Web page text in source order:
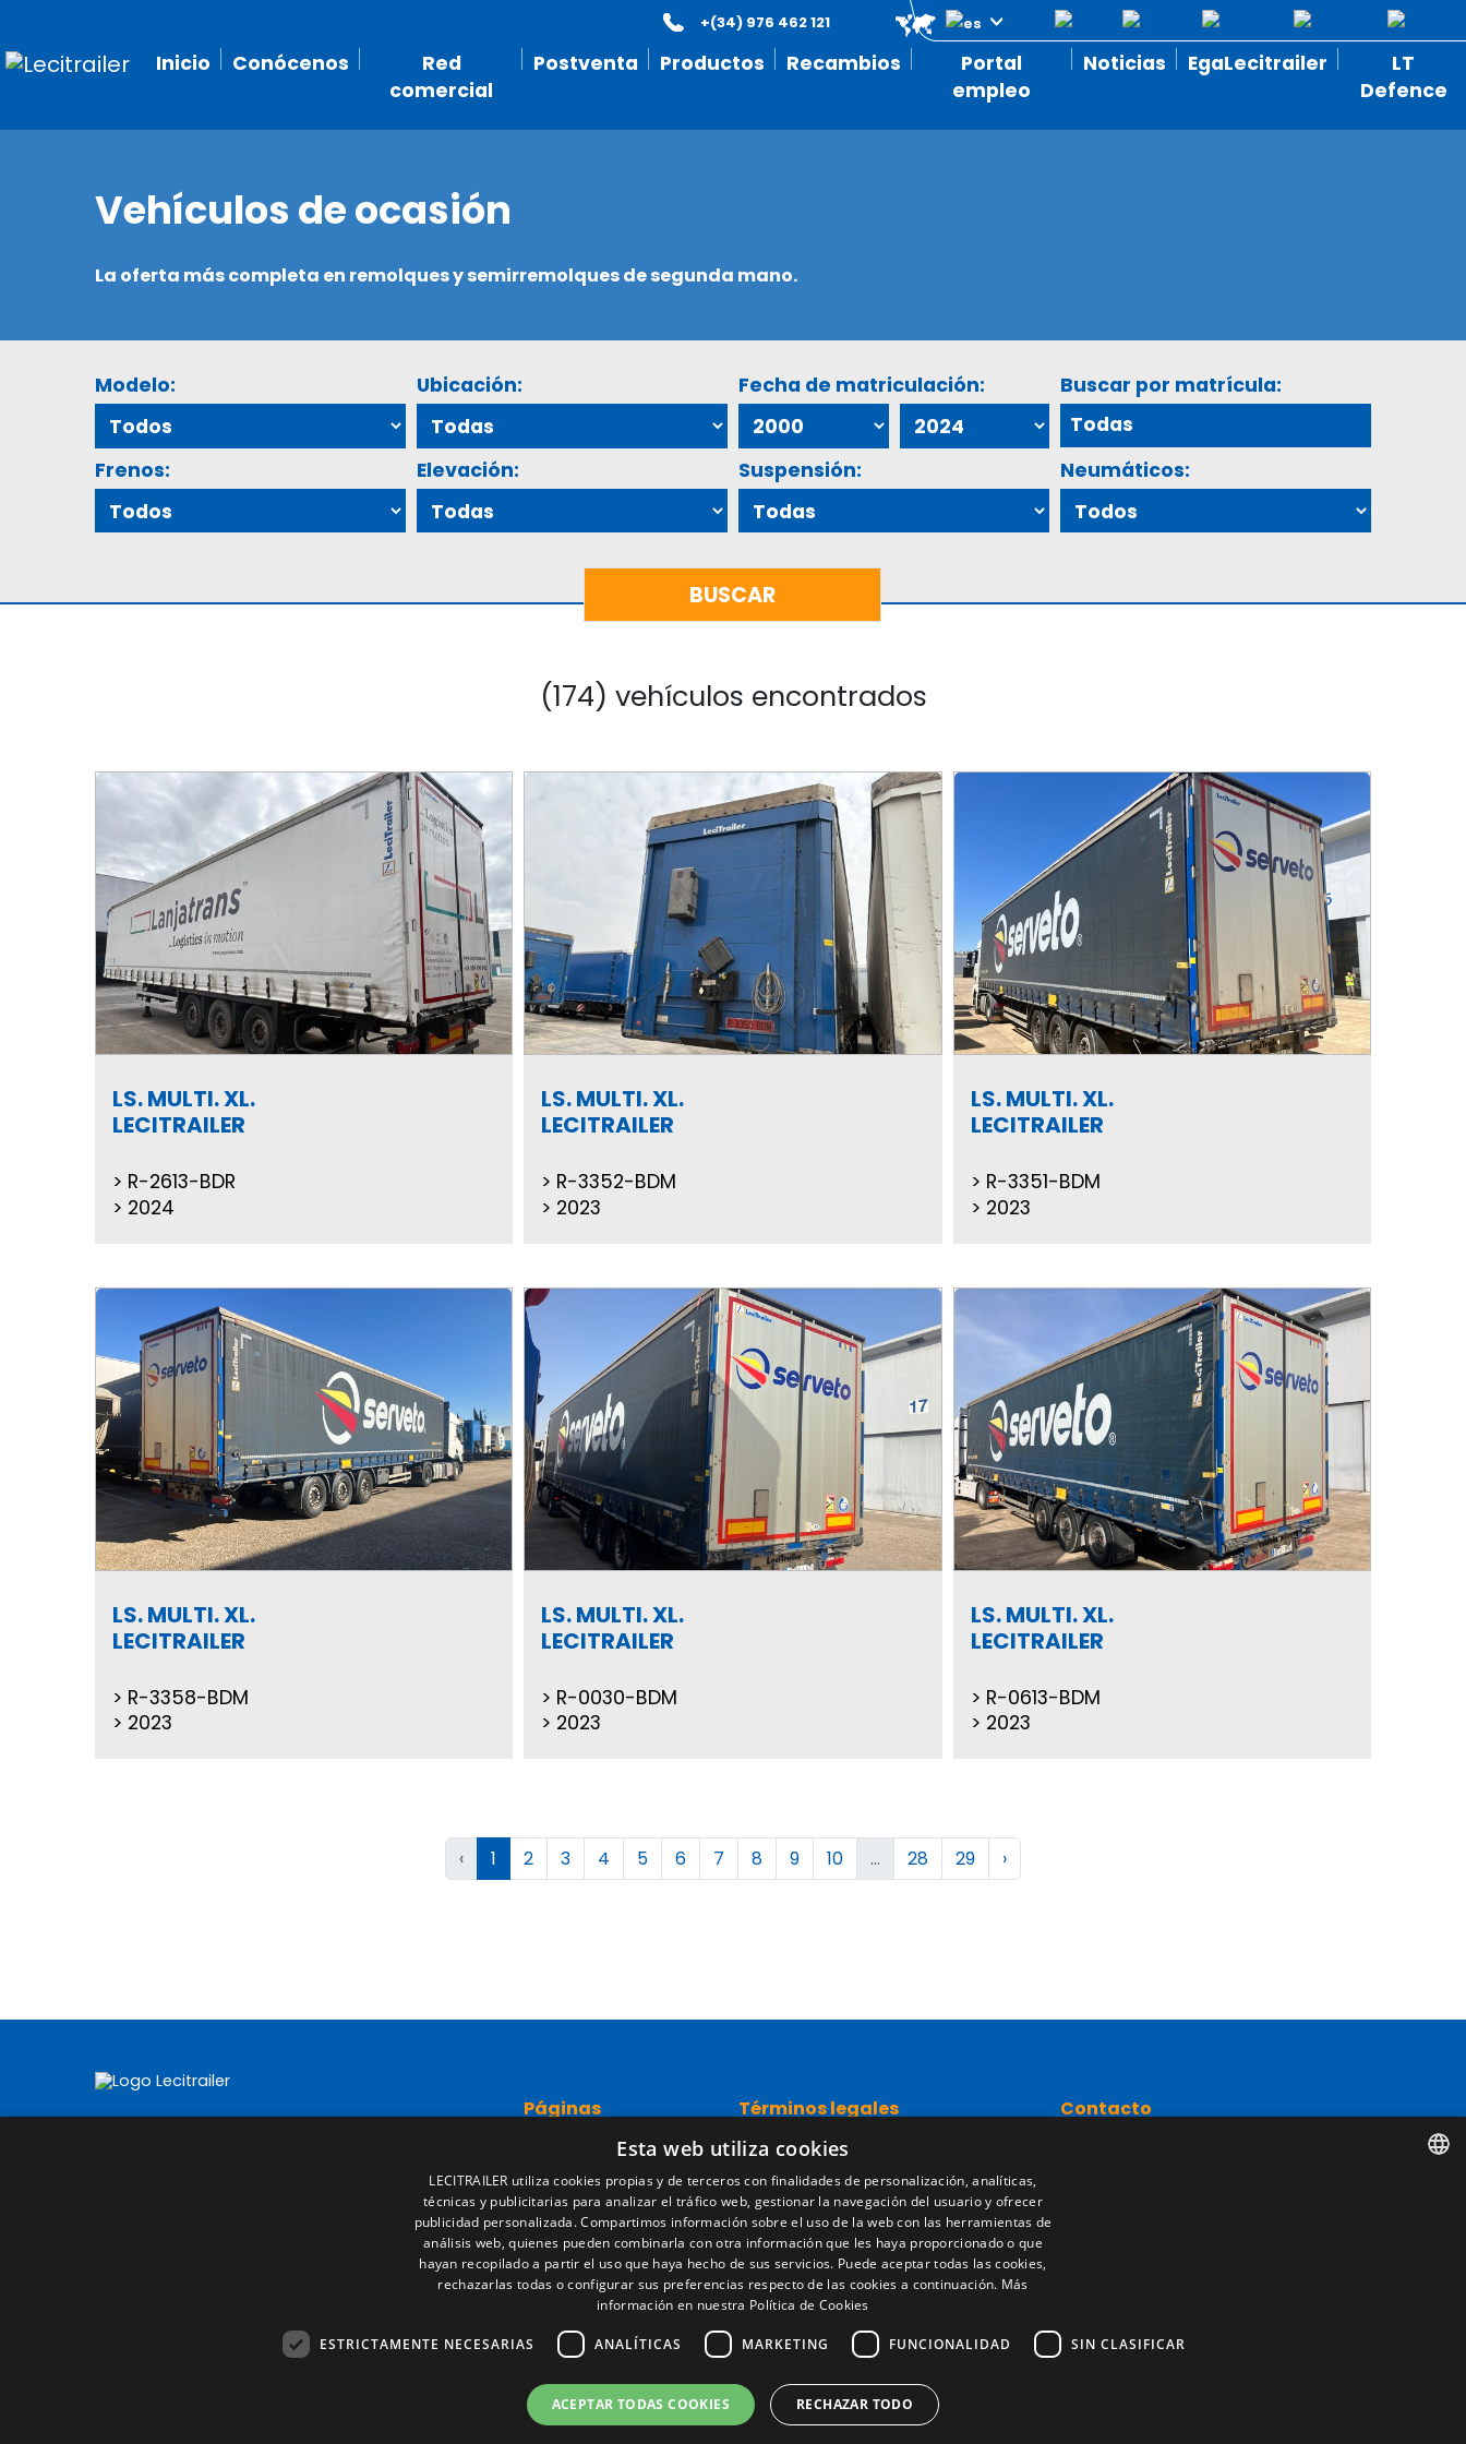
Inicio Conócenos
Red
comercial
Postventa Productos Recambios
Portal
empleo
Noticias EgaLecitrailer
LT
Defence
+(34) 976 462 121
Vehículos de ocasión
La oferta más completa en remolques y semirremolques de segunda mano.
Modelo: Ubicación: Fecha de matriculación: Buscar por matrícula:
Frenos: Elevación: Suspensión: Neumáticos:
(174) vehículos encontrados
LS. MULTI. XL.
LECITRAILER
R-2613-BDR
2024
LS. MULTI. XL.
LECITRAILER
R-3352-BDM
2023
LS. MULTI. XL.
LECITRAILER
R-3351-BDM
2023
LS. MULTI. XL.
LECITRAILER
R-3358-BDM
2023
LS. MULTI. XL.
LECITRAILER
R-0030-BDM
2023
LS. MULTI. XL.
LECITRAILER
R-0613-BDM
2023
‹ 1 2 3 4 5 6 7 8 9 10 ... 28 29 ›
Páginas
Red comercial
Recambios
Portal empleo
Noticias
EgaLecitrailer
LT Defence
Términos legales
Aviso legal
Política de privacidad
Política de cookies
Condiciones generales de venta
Gestionar cookies
Contacto
Esta web utiliza cookies
LECITRAILER utiliza cookies propias y de terceros con finalidades de personalización, analíticas,
técnicas y publicitarias para analizar el tráfico web, gestionar la navegación del usuario y ofrecer
publicidad personalizada. Compartimos información sobre el uso de la web con las herramientas de
análisis web, quienes pueden combinarla con otra información que les haya proporcionado o que
hayan recopilado a partir el uso que haya hecho de sus servicios. Puede aceptar todas las cookies,
rechazarlas todas o configurar sus preferencias respecto de las cookies a continuación. Más
información en nuestra Política de Cookies
ESTRICTAMENTE NECESARIAS ANALÍTICAS MARKETING FUNCIONALIDAD SIN CLASIFICAR
ACEPTAR TODAS COOKIES RECHAZAR TODO